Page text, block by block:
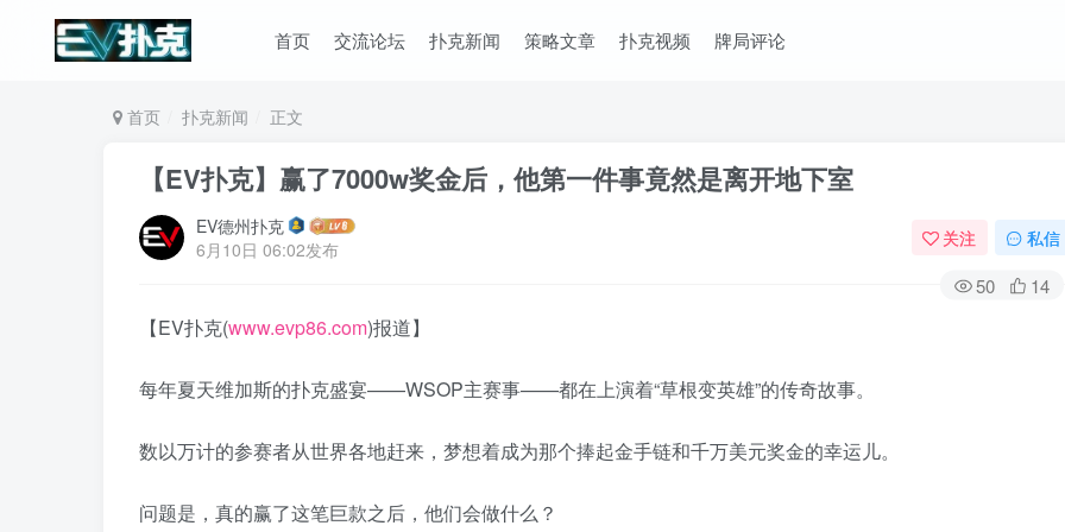
首页 交流论坛 扑克新闻 策略文章 扑克视频 牌局评论
首页 扑克新闻 正文
【EV扑克】赢了7000w奖金后，他第一件事竟然是离开地下室
EV德州扑克
6月10日 06:02发布
关注 私信
50 14
【EV扑克(www.evp86.com)报道】
每年夏天维加斯的扑克盛宴——WSOP主赛事——都在上演着“草根变英雄”的传奇故事。
数以万计的参赛者从世界各地赶来，梦想着成为那个捧起金手链和千万美元奖金的幸运儿。
问题是，真的赢了这笔巨款之后，他们会做什么？